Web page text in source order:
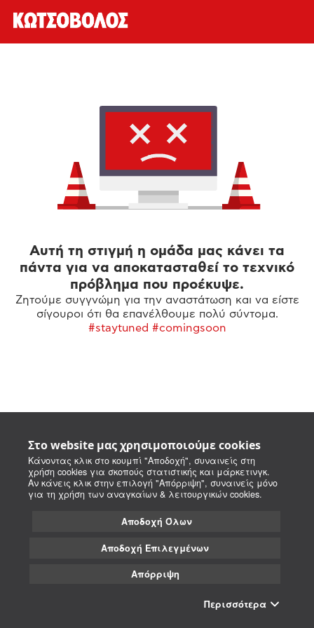
Στο website μας χρησιμοποιούμε cookies
Κάνοντας κλικ στο κουμπί "Αποδοχή", συναινείς στη
χρήση cookies για σκοπούς στατιστικής και μάρκετινγκ.
Αν κάνεις κλικ στην επιλογή "Απόρριψη", συναινείς μόνο
για τη χρήση των αναγκαίων & λειτουργικών cookies.
Αποδοχή Όλων
Αποδοχή Επιλεγμένων
Απόρριψη
Περισσότερα
Αυτή τη στιγμή η ομάδα μας κάνει τα
πάντα για να αποκατασταθεί το τεχνικό
πρόβλημα που προέκυψε.
Ζητούμε συγγνώμη για την αναστάτωση και να είστε
σίγουροι ότι θα επανέλθουμε πολύ σύντομα.
#staytuned #comingsoon